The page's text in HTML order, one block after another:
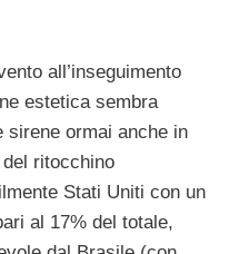
all’inseguimento
estetica sembra
sirene ormai anche in
ritocchino
Stati Uniti con un
al 17% del totale,